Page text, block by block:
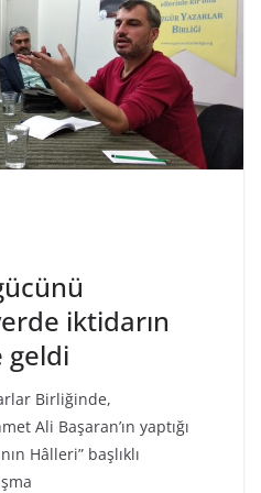
iktidarın
geldi
Birliğinde,
Ali Başaran’ın yaptığı
Hâlleri” başlıklı